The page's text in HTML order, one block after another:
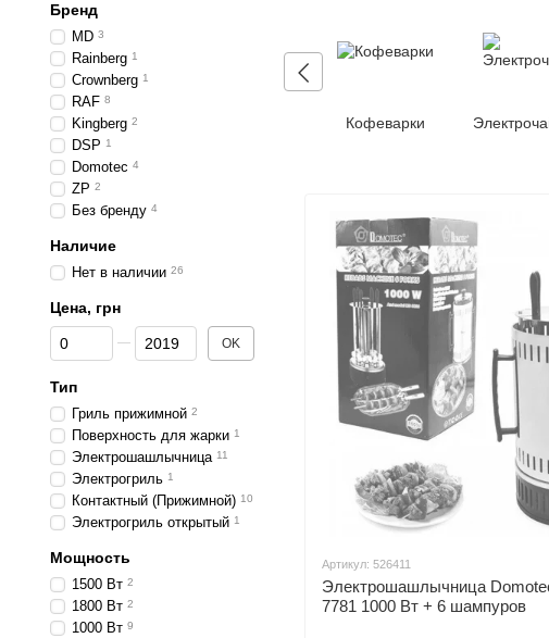
Кофеварки
Артикул: 526411
Электрошашлычница
7781 1000 Вт + 6 шампуров
Бренд
MD 3
Rainberg 1
Crownberg 1
RAF 8
Kingberg 2
DSP 1
Domotec 4
ZP 2
Без бренду 4
Наличие
Нет в наличии 26
Цена, грн
От Цена, грн
До Цена, грн OK
Тип
Гриль прижимной 2
Поверхность для жарки 1
Электрошашлычница 11
Электрогриль 1
Контактный (Прижимной) 10
Электрогриль открытый 1
Мощность
1500 Вт 2
1800 Вт 2
1000 Вт 9